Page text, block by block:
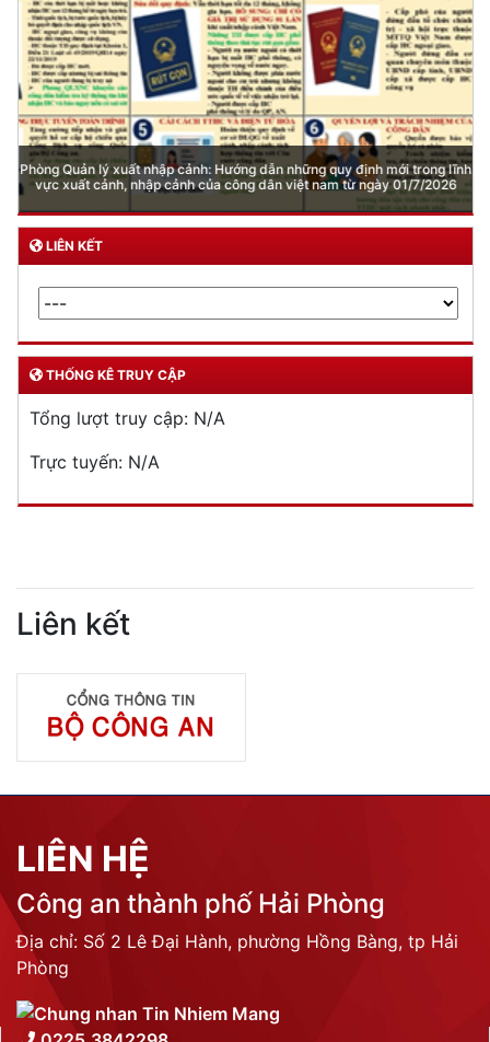
Phòng Quản lý xuất nhập cảnh: Hướng dẫn những quy định mới trong lĩnh
vực xuất cảnh, nhập cảnh của công dân việt nam từ ngày 01/7/2026
LIÊN KẾT
THỐNG KÊ TRUY CẬP
Tổng lượt truy cập: N/A
Trực tuyến: N/A
Liên kết
LIÊN HỆ
Công an thành phố Hải Phòng
Địa chỉ: Số 2 Lê Đại Hành, phường Hồng Bàng, tp Hải
Phòng